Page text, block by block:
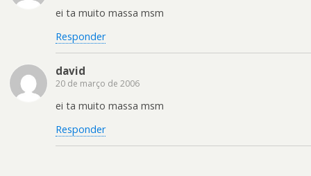
ei ta muito massa msm
Responder
david
20 de março de 2006
ei ta muito massa msm
Responder